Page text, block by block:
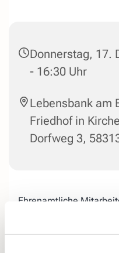
Donnerstag, 17.
- 16:30 Uhr
Lebensbank am
Friedhof in
Dorfweg 3,
Ehrenamtliche
auf der «Lebensbank«